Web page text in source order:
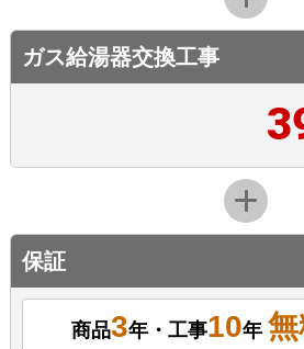
ガス給湯器交換工事
保証
商品3年・工事10年